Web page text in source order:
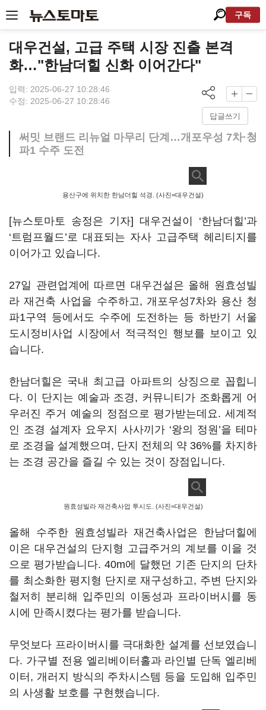
구독
대우건설, 고급 주택 시장 진출 본격
화…"한남더힐 신화 이어간다"
입력: 2025-06-27 10:28:46
수정: 2025-06-27 10:28:46
답글쓰기
써밋 브랜드 리뉴얼 마무리 단계…개포우성 7차·청
파1 수주 도전
용산구에 위치한 한남더힐 석경. (사진=대우건설)
[뉴스토마토 송정은 기자] 대우건설이 ‘한남더힐’과
‘트럼프월드’로 대표되는 자사 고급주택 헤리티지를
이어가고 있습니다.
27일 관련업계에 따르면 대우건설은 올해 원효성빌
라 재건축 사업을 수주하고, 개포우성7차와 용산 청
파1구역 등에서도 수주에 도전하는 등 하반기 서울
도시정비사업 시장에서 적극적인 행보를 보이고 있
습니다.
한남더힐은 국내 최고급 아파트의 상징으로 꼽힙니
다. 이 단지는 예술과 조경, 커뮤니티가 조화롭게 어
우러진 주거 예술의 정점으로 평가받는데요. 세계적
인 조경 설계자 요우지 사사끼가 ‘왕의 정원’을 테마
로 조경을 설계했으며, 단지 전체의 약 36%를 차지하
는 조경 공간을 즐길 수 있는 것이 장점입니다.
원효성빌라 재건축사업 투시도. (사진=대우건설)
올해 수주한 원효성빌라 재건축사업은 한남더힐에
이은 대우건설의 단지형 고급주거의 계보를 이을 것
으로 평가받습니다. 40m에 달했던 기존 단지의 단차
를 최소화한 평지형 단지로 재구성하고, 주변 단지와
철저히 분리해 입주민의 이동성과 프라이버시를 동
시에 만족시켰다는 평가를 받습니다.
무엇보다 프라이버시를 극대화한 설계를 선보였습니
다. 가구별 전용 엘리베이터홀과 라인별 단독 엘리베
이터, 개러지 방식의 주차시스템 등을 도입해 입주민
의 사생활 보호를 구현했습니다.